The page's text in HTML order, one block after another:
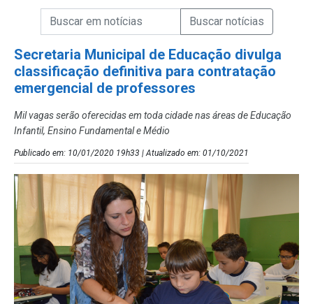
Campo de Busca de Notícias
Campo de Busca de informaçõesEnviar a Busca de Notícias
Secretaria Municipal de Educação divulga
classificação definitiva para contratação
emergencial de professores
Mil vagas serão oferecidas em toda cidade nas áreas de Educação
Infantil, Ensino Fundamental e Médio
Publicado em: 10/01/2020 19h33 | Atualizado em: 01/10/2021